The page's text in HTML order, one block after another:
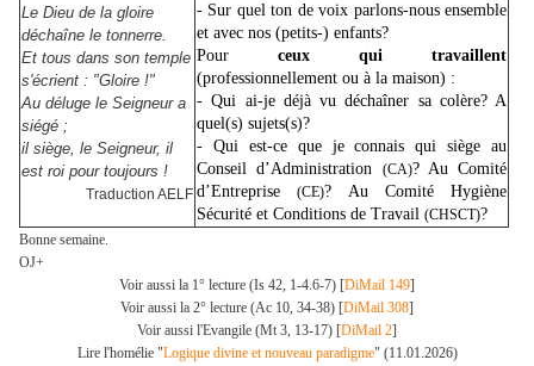
Le Dieu de la gloire
déchaîne le tonnerre.
Et tous dans son temple
s'écrient : "Gloire !"
Au déluge le Seigneur a
siégé ;
il siège, le Seigneur, il
est roi pour toujours !
Traduction AELF
- Sur quel ton de voix parlons-nous ensemble
et avec nos (petits-) enfants?
Pour ceux qui travaillent
(professionnellement ou à la maison) :
- Qui ai-je déjà vu déchaîner sa colère? A
quel(s) sujets(s)?
- Qui est-ce que je connais qui siège au
Conseil d’Administration (CA)? Au Comité
d’Entreprise(CE)? Au Comité Hygiène
Sécurité et Conditions de Travail (CHSCT)?
Bonne semaine.
OJ+
Voir aussi la 1° lecture (Is 42, 1-4.6-7) [DiMail 149]
Voir aussi la 2° lecture (Ac 10, 34-38) [DiMail 308]
Voir aussi l'Evangile (Mt 3, 13-17) [DiMail 2]
Lire l'homélie "Logique divine et nouveau paradigme" (11.01.2026)